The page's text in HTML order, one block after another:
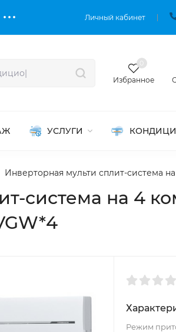
Личный кабинет
Избранное
УСЛУГИ
Инверторная мульти сплит-система
система на 4
Режим